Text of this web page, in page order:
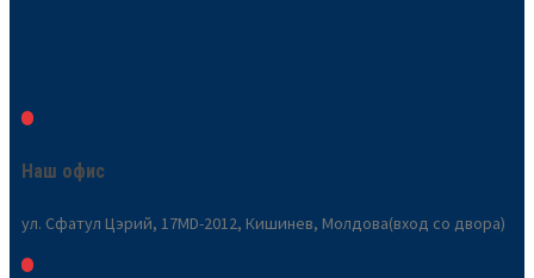
Наш офис
ул. Сфатул Цэрий, 17MD-2012, Кишинев, Молдова(вход со двора)